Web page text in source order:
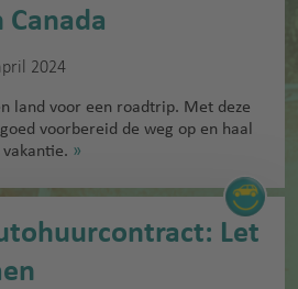
2024
land voor een roadtrip. Met deze
voorbereid de weg op en haal
»
Let